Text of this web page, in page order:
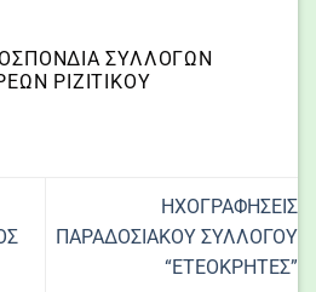
ΣΥΛΛΌΓΩΝ
ΡΙΖΙΤΙΚΟΥ
ΗΧΟΓΡΑΦΗΣΕΙΣ
ΠΑΡΑΔΟΣΙΑΚΟΥ ΣΥΛΛΟΓΟΥ
“ΕΤΕΟΚΡΗΤΕΣ”